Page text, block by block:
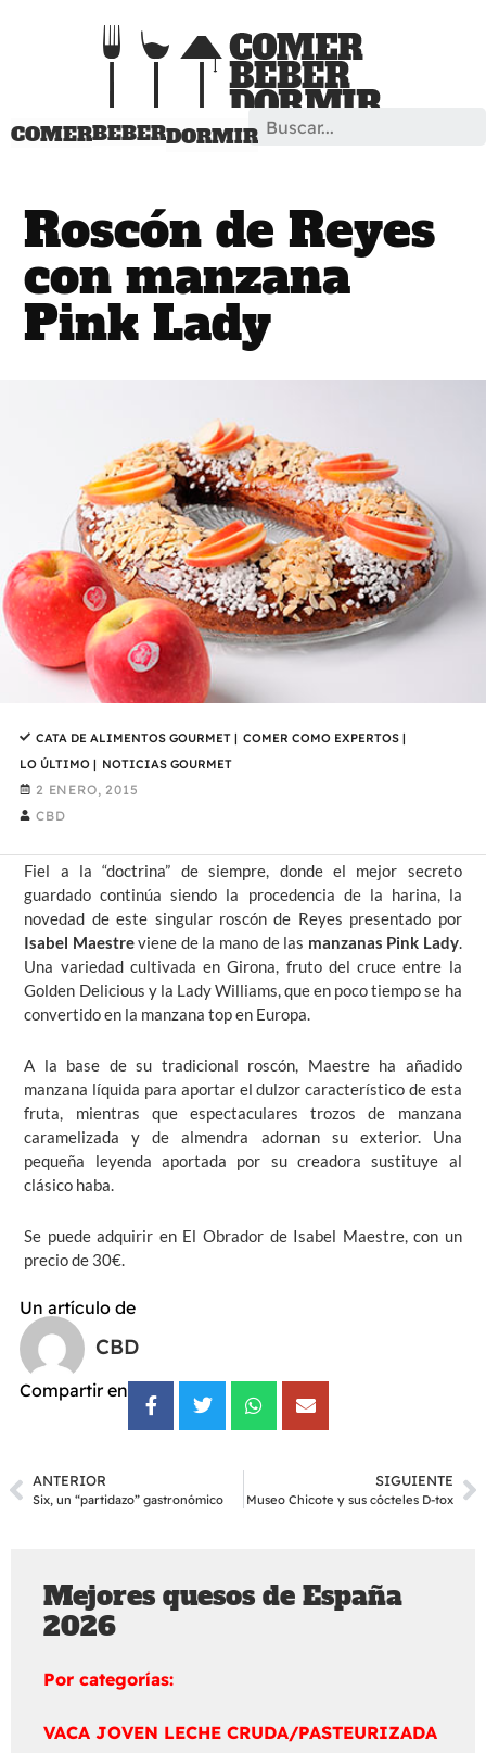
COMERBEBERDORMIR
Search
Roscón de Reyes
con manzana
Pink Lady
CATA DE ALIMENTOS GOURMET| COMER COMO EXPERTOS|
LO ÚLTIMO| NOTICIAS GOURMET
2 ENERO, 2015
CBD
Fiel a la “doctrina” de siempre, donde el mejor secreto
guardado continúa siendo la procedencia de la harina, la
novedad de este singular roscón de Reyes presentado por
Isabel Maestreviene de la mano de las manzanas Pink Lady.
Una variedad cultivada en Girona, fruto del cruce entre la
Golden Delicious y la Lady Williams, que en poco tiempo se ha
convertido en la manzana top en Europa.
A la base de su tradicional roscón, Maestre ha añadido
manzana líquida para aportar el dulzor característico de esta
fruta, mientras que espectaculares trozos de manzana
caramelizada y de almendra adornan su exterior. Una
pequeña leyenda aportada por su creadora sustituye al
clásico haba.
Se puede adquirir en El Obrador de Isabel Maestre, con un
precio de 30€.
Un artículo de
CBD
Compartir en
ANTERIOR
Six, un “partidazo” gastronómico
SIGUIENTE
Museo Chicote y sus cócteles D-tox
Mejores quesos de España
2026
Por categorías:
VACA JOVEN LECHE CRUDA/PASTEURIZADA